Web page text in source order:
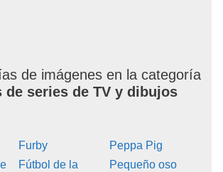
de imágenes en la categoría
de series de TV y dibujos
Furby
Fútbol de la
Peppa Pig
Pequeño oso